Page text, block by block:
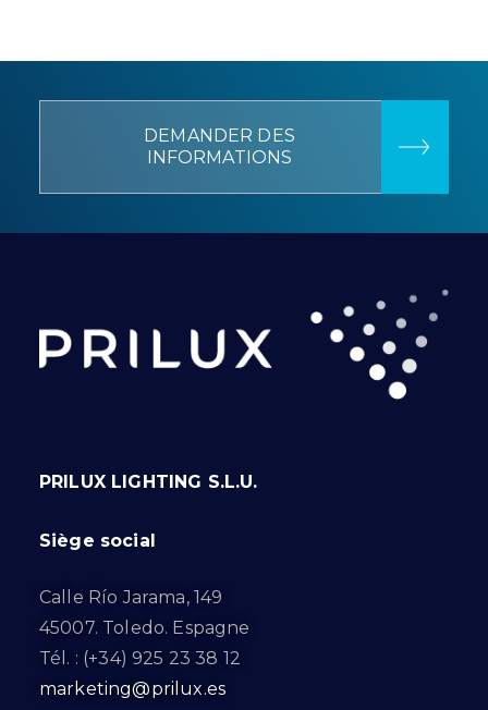
DEMANDER DES
INFORMATIONS
PRILUX LIGHTING S.L.U.
Siège social
Calle Río Jarama, 149
45007. Toledo. Espagne
Tél. : (+34) 925 23 38 12
marketing@prilux.es